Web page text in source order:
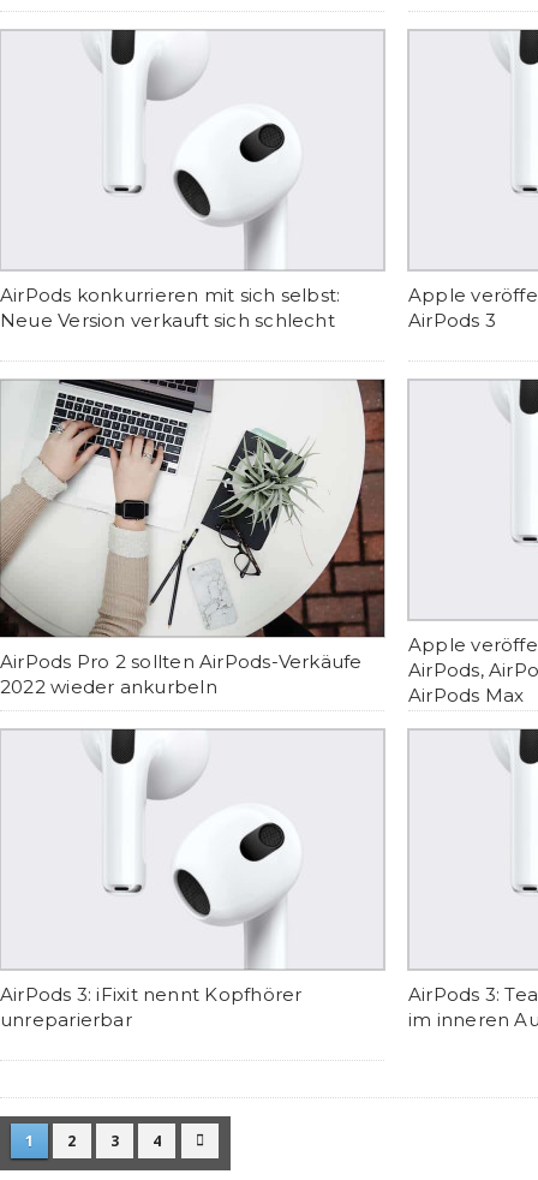
AirPods konkurrieren mit sich selbst:
Neue Version verkauft sich schlecht
Apple
AirPods 3
AirPods Pro 2 sollten AirPods-Verkäufe
2022 wieder ankurbeln
Apple
AirPods,
AirPods Max
AirPods 3: iFixit nennt Kopfhörer
unreparierbar
AirPods 3:
im inneren
1 2 3 4 